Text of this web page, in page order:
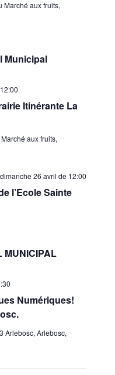
Marché aux fruits,
Municipal
Itinérante La
12:00
aux fruits,
l’Ecole Sainte
dimanche 26 avril de 12:00
MUNICIPAL
Numériques!
Arlebosc, Arlebosc,